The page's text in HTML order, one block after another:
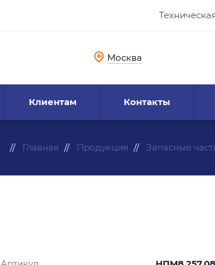
Москва
Клиентам Контакты
Главная Продукция Запасные